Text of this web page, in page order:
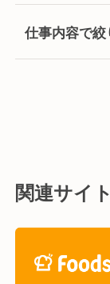
仕事内容で
関連サイト